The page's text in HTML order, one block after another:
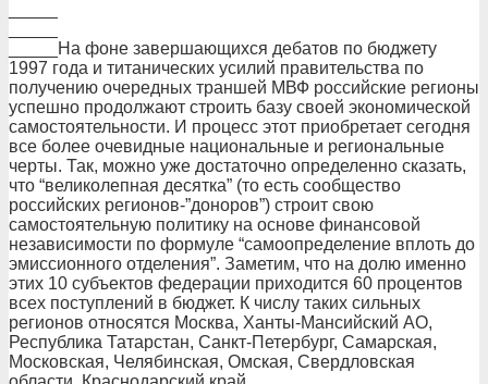
_____На фоне завершающихся дебатов по бюджету
1997 года и титанических усилий правительства по
получению очередных траншей МВФ российские регионы
успешно продолжают строить базу своей экономической
самостоятельности. И процесс этот приобретает сегодня
все более очевидные национальные и региональные
черты. Так, можно уже достаточно определенно сказать,
что “великолепная десятка” (то есть сообщество
российских регионов-”доноров”) строит свою
самостоятельную политику на основе финансовой
независимости по формуле “самоопределение вплоть до
эмиссионного отделения”. Заметим, что на долю именно
этих 10 субъектов федерации приходится 60 процентов
всех поступлений в бюджет. К числу таких сильных
регионов относятся Москва, Ханты-Мансийский АО,
Республика Татарстан, Санкт-Петербург, Самарская,
Московская, Челябинская, Омская, Свердловская